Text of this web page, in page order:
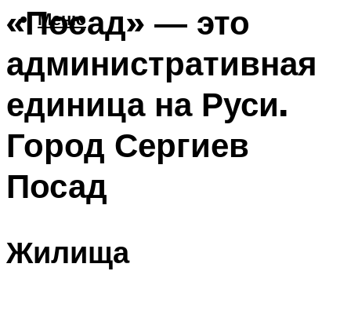
Меню
«Посад» — это
административная
единица на Руси.
Город Сергиев
Посад
Жилища